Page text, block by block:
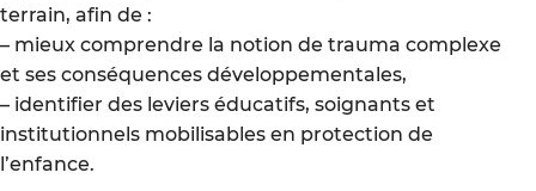
terrain, afin de :
– mieux comprendre la notion de trauma complexe
et ses conséquences développementales,
– identifier des leviers éducatifs, soignants et
institutionnels mobilisables en protection de
l’enfance.